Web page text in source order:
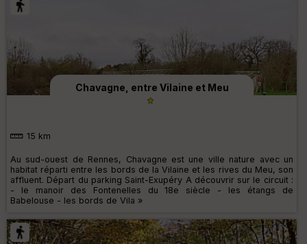
Chavagne, entre Vilaine et Meu
15 km
Au sud-ouest de Rennes, Chavagne est une ville nature avec un
habitat réparti entre les bords de la Vilaine et les rives du Meu, son
affluent. Départ du parking Saint-Exupéry A découvrir sur le circuit :
- le manoir des Fontenelles du 18e siècle - les étangs de
Babelouse - les bords de Vila »